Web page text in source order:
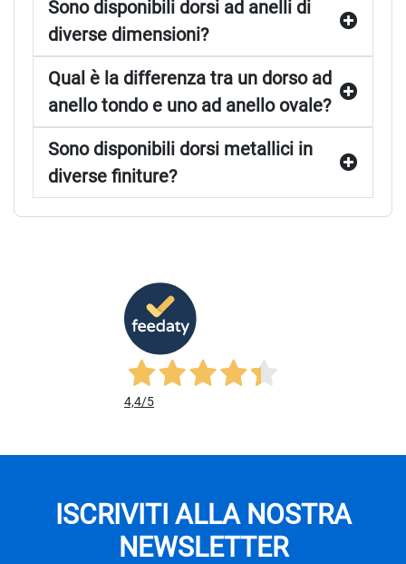
Sono disponibili dorsi ad anelli di
diverse dimensioni?
Qual è la differenza tra un dorso ad
anello tondo e uno ad anello ovale?
Sono disponibili dorsi metallici in
diverse finiture?
4,4/5
ISCRIVITI ALLA NOSTRA
NEWSLETTER